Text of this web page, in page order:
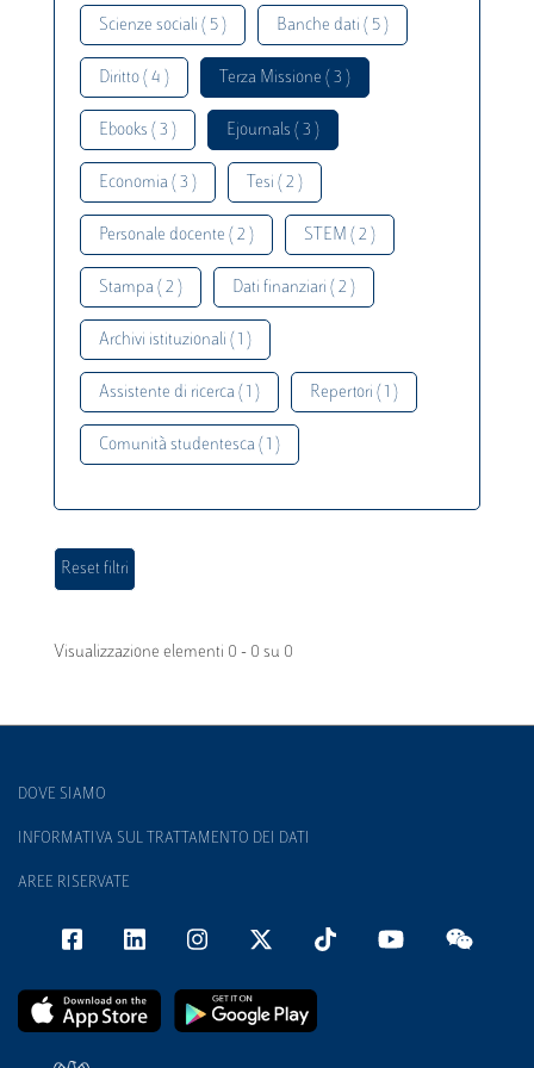
Scienze sociali ( 5 ) Banche dati ( 5 )
Diritto ( 4 ) Terza Missione ( 3 )
Ebooks ( 3 ) Ejournals ( 3 )
Economia ( 3 ) Tesi ( 2 )
Personale docente ( 2 ) STEM ( 2 )
Stampa ( 2 ) Dati finanziari ( 2 )
Archivi istituzionali ( 1 )
Assistente di ricerca ( 1 ) Repertori ( 1 )
Comunità studentesca ( 1 )
Visualizzazione elementi 0 - 0 su 0
DOVE SIAMO
INFORMATIVA SUL TRATTAMENTO DEI DATI
AREE RISERVATE